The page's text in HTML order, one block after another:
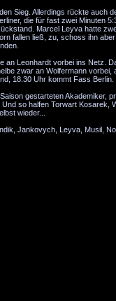
Sieg. Allerdings rückte auch
die für fast zwei Minuten
Marcel Leyva hatte
fallen ließ, zu, schoss ihn
Leonhardt vorbei ins Netz.
zwar an Wolfermann vorbei,
18.30 Uhr kommt Fass Berlin.
gestarteten Akademiker,
so halfen Torwart Kosarek,
wieder...
Jankovych, Leyva, Musil,